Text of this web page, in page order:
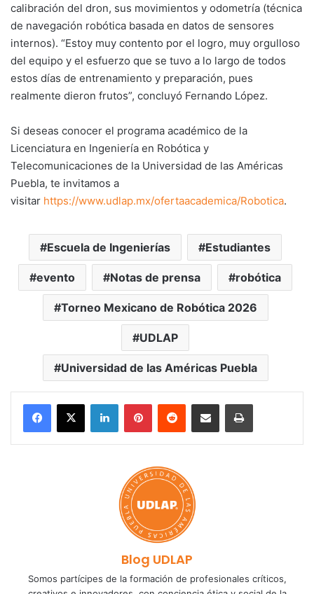
calibración del dron, sus movimientos y odometría (técnica
de navegación robótica basada en datos de sensores
internos). “Estoy muy contento por el logro, muy orgulloso
del equipo y el esfuerzo que se tuvo a lo largo de todos
estos días de entrenamiento y preparación, pues
realmente dieron frutos”, concluyó Fernando López.
Si deseas conocer el programa académico de la
Licenciatura en Ingeniería en Robótica y
Telecomunicaciones de la Universidad de las Américas
Puebla, te invitamos a
visitar https://www.udlap.mx/ofertaacademica/Robotica.
Escuela de Ingenierías Estudiantes
evento Notas de prensa robótica
Torneo Mexicano de Robótica 2026
UDLAP
Universidad de las Américas Puebla
LinkedInPinterestReddit Share via Email Print
Blog UDLAP
Somos partícipes de la formación de profesionales críticos,